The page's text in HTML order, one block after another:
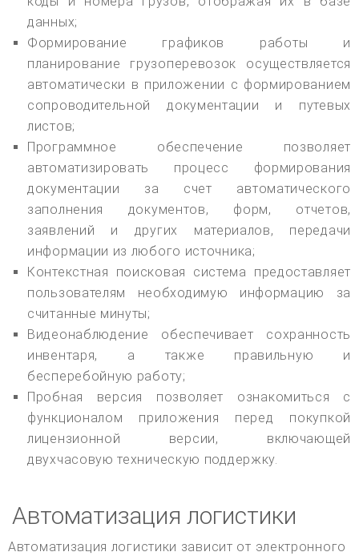
данных;
Формирование графиков работы и
планирование грузоперевозок осуществляется
автоматически в приложении с формированием
сопроводительной документации и путевых
листов;
Программное обеспечение позволяет
автоматизировать процесс формирования
документации за счет автоматического
заполнения документов, форм, отчетов,
заявлений и других материалов, передачи
информации из любого источника;
Контекстная поисковая система предоставляет
пользователям необходимую информацию за
считанные минуты;
Видеонаблюдение обеспечивает сохранность
инвентаря, а также правильную и
бесперебойную работу;
Пробная версия позволяет ознакомиться с
функционалом приложения перед покупкой
лицензионной версии, включающей
двухчасовую техническую поддержку.
Автоматизация логистики
Автоматизация логистики зависит от электронного